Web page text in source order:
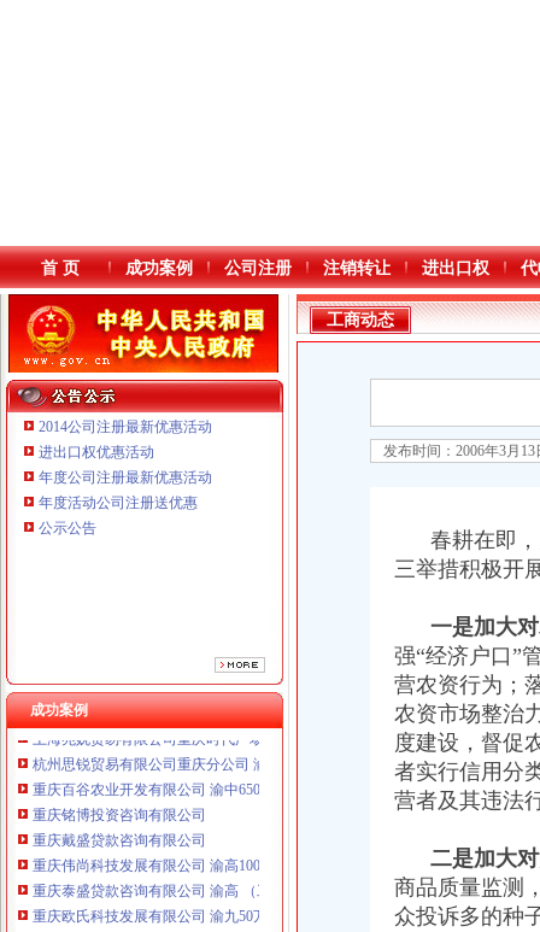
本站导航
首 页 成功案例 公司注册 注销转让 进出口权
2014公司注册最新优惠活动
进出口权优惠活动
年度公司注册最新优惠活动
年度活动公司注册送优惠
公示公告
成功案例
重庆铭博投资咨询有限公司
重庆盛旗投资咨询有限公司 渝中10万 （工商注册）
重庆凯誉网络通信技术工程有限公司渝中分公司 （工商注册）
上海兆妩贸易有限公司重庆时代广场分公司 渝中 （工商注册）
杭州思锐贸易有限公司重庆分公司 渝中 （工商注册）
重庆百谷农业开发有限公司 渝中650万 （注册）
重庆铭博投资咨询有限公司
重庆戴盛贷款咨询有限公司
重庆伟尚科技发展有限公司 渝高100万 （工商注册）
重庆泰盛贷款咨询有限公司 渝高 （工商注册）
重庆欧氏科技发展有限公司 渝九50万 （进出口权）
重庆金品科技有限公司 渝南100万 （进出口权）
工商动态
发布时间：2006年3月
春耕在即，
三举措积极开
一是加大
强“经济户口”
营农资行为；
农资市场整治
度建设，督促
者实行信用分
营者及其违法
二是加大
商品质量监测
众投诉多的种